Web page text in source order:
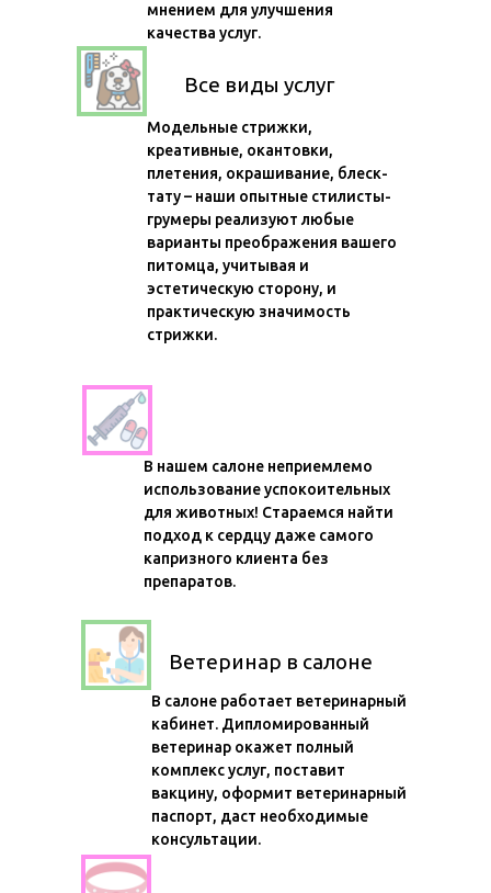
мнением для улучшения
качества услуг.
Модельные стрижки,
креативные, окантовки,
плетения, окрашивание, блеск-
тату – наши опытные стилисты-
грумеры реализуют любые
варианты преображения вашего
питомца, учитывая и
эстетическую сторону, и
практическую значимость
стрижки.
Все виды услуг
В нашем салоне неприемлемо
использование успокоительных
для животных! Стараемся найти
подход к сердцу даже самого
капризного клиента без
препаратов.
В салоне работает ветеринарный
кабинет. Дипломированный
ветеринар окажет полный
комплекс услуг, поставит
вакцину, оформит ветеринарный
паспорт, даст необходимые
консультации.
Ветеринар в салоне